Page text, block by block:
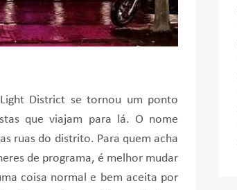
District se tornou um ponto
que viajam para lá. O nome
ruas do distrito. Para quem acha
de programa, é melhor mudar
coisa normal e bem aceita por